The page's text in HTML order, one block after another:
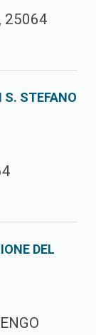
25064
S. STEFANO
DEL